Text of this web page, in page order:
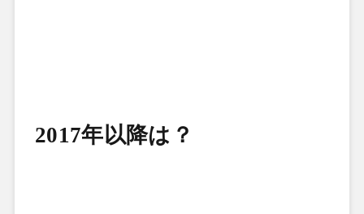
2017年以降は？